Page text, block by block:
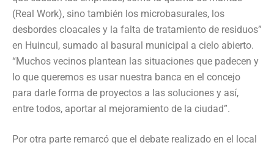
(Real Work), sino también los microbasurales, los
desbordes cloacales y la falta de tratamiento de residuos”
en Huincul, sumado al basural municipal a cielo abierto.
“Muchos vecinos plantean las situaciones que padecen y
lo que queremos es usar nuestra banca en el concejo
para darle forma de proyectos a las soluciones y así,
entre todos, aportar al mejoramiento de la ciudad”.
Por otra parte remarcó que el debate realizado en el local